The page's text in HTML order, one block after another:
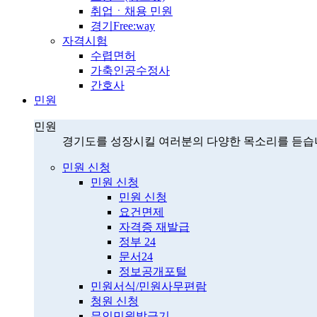
취업ㆍ채용 민원
경기Free:way
자격시험
수렵면허
가축인공수정사
간호사
민원
민원
경기도를 성장시킬 여러분의 다양한 목소리를 듣습
민원 신청
민원 신청
민원 신청
요건면제
자격증 재발급
정부 24
문서24
정보공개포털
민원서식/민원사무편람
청원 신청